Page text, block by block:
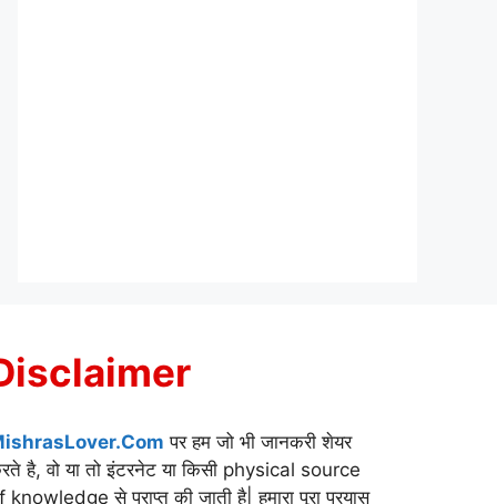
पर हम जो भी जानकरी शेयर
है, वो या तो इंटरनेट या किसी physical source
knowledge से प्राप्त की जाती है| हमारा पूरा प्रयास